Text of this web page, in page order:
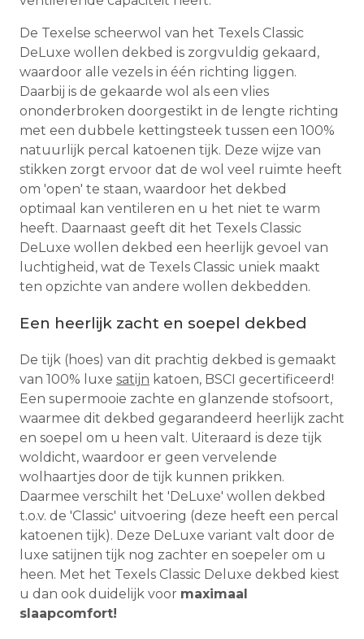
De Texelse scheerwol van het Texels Classic
DeLuxe wollen dekbed is zorgvuldig gekaard,
waardoor alle vezels in één richting liggen.
Daarbij is de gekaarde wol als een vlies
ononderbroken doorgestikt in de lengte richting
met een dubbele kettingsteek tussen een 100%
natuurlijk percal katoenen tijk. Deze wijze van
stikken zorgt ervoor dat de wol veel ruimte heeft
om 'open' te staan, waardoor het dekbed
optimaal kan ventileren en u het niet te warm
heeft. Daarnaast geeft dit het Texels Classic
DeLuxe wollen dekbed een heerlijk gevoel van
luchtigheid, wat de Texels Classic uniek maakt
ten opzichte van andere wollen dekbedden.
Een heerlijk zacht en soepel dekbed
De tijk (hoes) van dit prachtig dekbed is gemaakt
van 100% luxe satijn katoen, BSCI gecertificeerd!
Een supermooie zachte en glanzende stofsoort,
waarmee dit dekbed gegarandeerd heerlijk zacht
en soepel om u heen valt. Uiteraard is deze tijk
woldicht, waardoor er geen vervelende
wolhaartjes door de tijk kunnen prikken.
Daarmee verschilt het 'DeLuxe' wollen dekbed
t.o.v. de 'Classic' uitvoering (deze heeft een percal
katoenen tijk). Deze DeLuxe variant valt door de
luxe satijnen tijk nog zachter en soepeler om u
heen. Met het Texels Classic Deluxe dekbed kiest
u dan ook duidelijk voor maximaal
slaapcomfort!